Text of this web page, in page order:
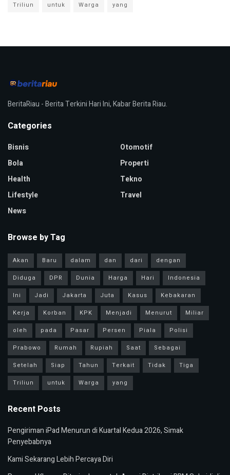
Triliun
untuk Warga yang
BeritaRiau - Berita Terkini Hari Ini, Kabar Berita Riau.
Categories
Bisnis
Bola
Health
Lifestyle
News
Otomotif
Properti
Tekno
Travel
Browse by Tag
Akan Baru dalam dan dari
dengan
Diduga
DPR Dunia Harga Hari
Indonesia
Ini
Jadi Jakarta Juta Kasus
Kebakaran
Kerja
Korban KPK Menjadi Menurut
Miliar
oleh
pada Pasar Persen Piala
Polisi
Prabowo
Rumah Rupiah Saat
Sebagai
Setelah
Siap Tahun Terkait Tidak
Tiga
Triliun
untuk Warga yang
Recent Posts
Pengiriman iPad Menurun di Kuartal Kedua 2026, Simak
Penyebabnya
Kami Sekarang Lebih Percaya Diri